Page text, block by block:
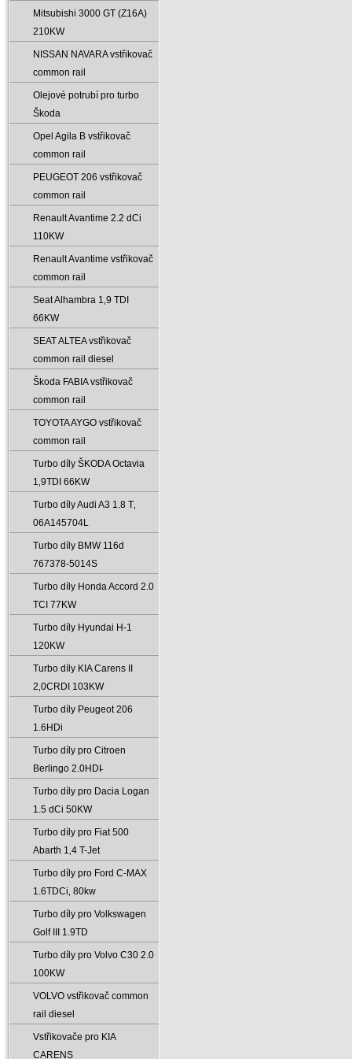
Mitsubishi 3000 GT (Z16A)
210KW
NISSAN NAVARA vstřikovač
common rail
Olejové potrubí pro turbo
Škoda
Opel Agila B vstřikovač
common rail
PEUGEOT 206 vstřikovač
common rail
Renault Avantime 2.2 dCi
110KW
Renault Avantime vstřikovač
common rail
Seat Alhambra 1‚9 TDI
66KW
SEAT ALTEA vstřikovač
common rail diesel
Škoda FABIA vstřikovač
common rail
TOYOTA AYGO vstřikovač
common rail
Turbo díly ŠKODA Octavia
1‚9TDI 66KW
Turbo díly Audi A3 1.8 T‚
06A145704L
Turbo díly BMW 116d
767378-5014S
Turbo díly Honda Accord 2.0
TCI 77KW
Turbo díly Hyundai H-1
120KW
Turbo díly KIA Carens II
2‚0CRDI 103KW
Turbo díly Peugeot 206
1.6HDi
Turbo díly pro Citroen
Berlingo 2.0HDI̵
Turbo díly pro Dacia Logan
1.5 dCi 50KW
Turbo díly pro Fiat 500
Abarth 1‚4 T-Jet
Turbo díly pro Ford C-MAX
1.6TDCi‚ 80kw
Turbo díly pro Volkswagen
Golf III 1.9TD
Turbo díly pro Volvo C30 2.0
100KW
VOLVO vstřikovač common
rail diesel
Vstřikovače pro KIA
CARENS